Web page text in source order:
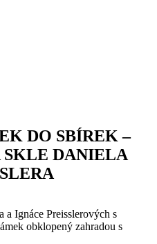
DO SBÍREK –
DANIELA